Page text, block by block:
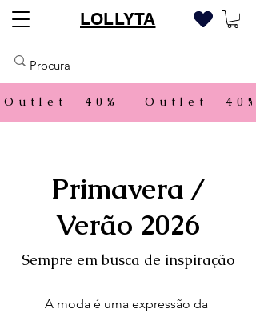
LOLLYTA
Outlet -40% -
Primavera /
Verão 2026
Sempre em busca de inspiração
A moda é uma expressão da